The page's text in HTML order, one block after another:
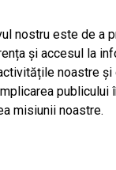
nostru este de a
și accesul la
noastre și
publicului
misiunii noastre.